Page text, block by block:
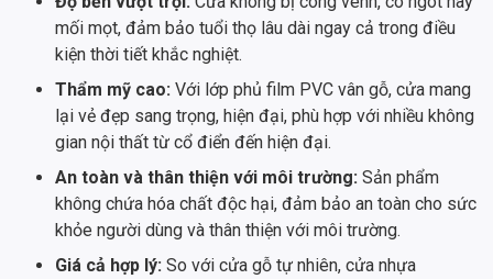
mối mọt, đảm bảo tuổi thọ lâu dài ngay cả trong điều
kiện thời tiết khắc nghiệt.
Thẩm mỹ cao: Với lớp phủ film PVC vân gỗ, cửa mang
lại vẻ đẹp sang trọng, hiện đại, phù hợp với nhiều không
gian nội thất từ cổ điển đến hiện đại.
An toàn và thân thiện với môi trường: Sản phẩm
không chứa hóa chất độc hại, đảm bảo an toàn cho sức
khỏe người dùng và thân thiện với môi trường.
Giá cả hợp lý: So với cửa gỗ tự nhiên, cửa nhựa